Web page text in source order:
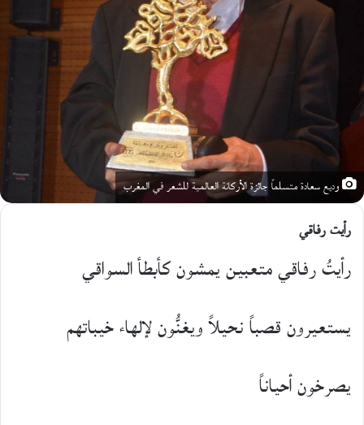
وديع سعادة متسلماً جائزة الأركانة العالمية للشعر في المغرب
رأيت رفاقي
رأيتُ رفاقي متعبين يمشون كأبطأ السواقي
يستعيرون قصباً نحيلاً ويغنُّون لإلهاء خيباتهم
يصرخون أحياناً